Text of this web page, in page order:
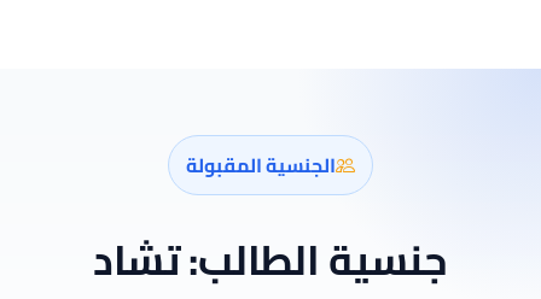
الجنسية المقبولة
جنسية الطالب:تشاد